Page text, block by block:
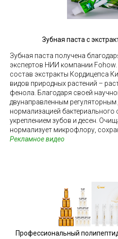
Зубная паста с
Зубная паста получена
экспертов НИИ компании
состав экстракты Кордицепса
видов природных растений –
фенола. Благодаря своей
двунаправленным регуляторным
нормализацией
укреплением зубов и десен.
нормализует микрофлору,
Рекламное видео
Профессиональный